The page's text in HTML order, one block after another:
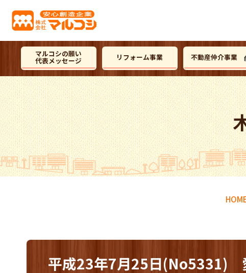
マルコシの願い
代表メッセージ リフォーム事業 不動産仲介事業
平成23年7月25日(No5331)